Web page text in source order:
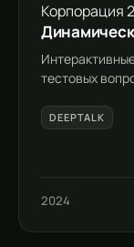
Корпорация
тестовых
DEEPTALK
2024